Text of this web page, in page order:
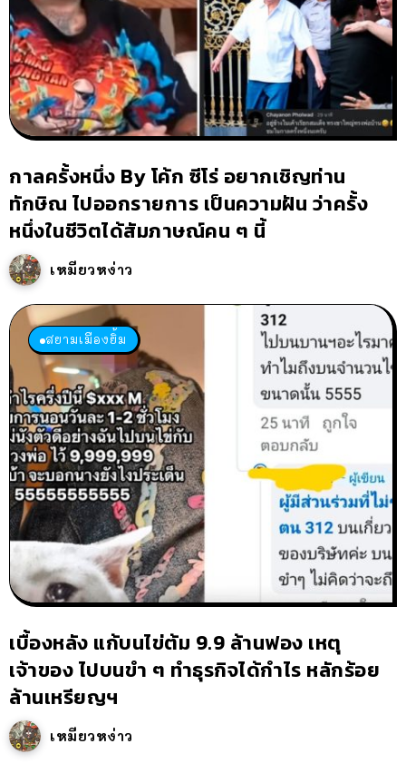
กาลครั้งหนึ่ง By โค้ก ซีโร่ อยากเชิญท่าน
ทักษิณ ไปออกรายการ เป็นความฝัน ว่าครั้ง
หนึ่งในชีวิตได้สัมภาษณ์คน ๆ นี้
เหมียวหง่าว
สยามเมืองยิ้ม
เบื้องหลัง แก้บนไข่ต้ม 9.9 ล้านฟอง เหตุ
เจ้าของ ไปบนขำ ๆ ทำธุรกิจได้กำไร หลักร้อย
ล้านเหรียญฯ
เหมียวหง่าว